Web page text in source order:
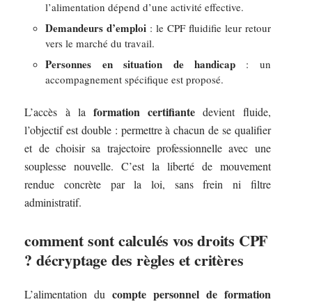
l’alimentation dépend d’une activité effective.
Demandeurs d’emploi : le CPF fluidifie leur retour
vers le marché du travail.
Personnes en situation de handicap: un
accompagnement spécifique est proposé.
L’accès à la formation certifiante devient fluide,
l’objectif est double : permettre à chacun de se qualifier
et de choisir sa trajectoire professionnelle avec une
souplesse nouvelle. C’est la liberté de mouvement
rendue concrète par la loi, sans frein ni filtre
administratif.
comment sont calculés vos droits CPF
? décryptage des règles et critères
L’alimentation ducompte personnel de formation